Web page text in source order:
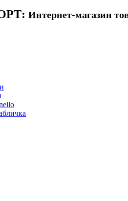
Интернет-магазин